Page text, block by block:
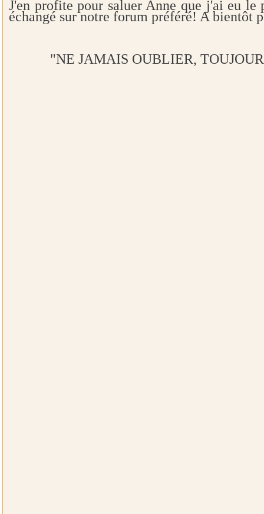
J'en profite pour saluer Anne que j'ai eu le
échangé sur notre forum préféré! A bientôt
"NE JAMAIS OUBLIER,